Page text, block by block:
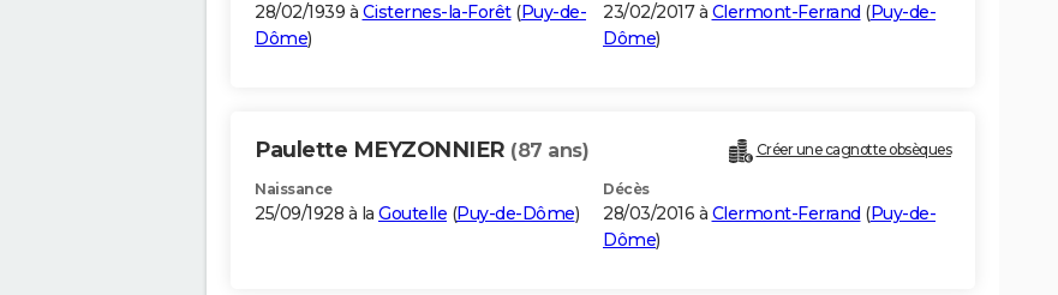
28/02/1939 à Cisternes-la-Forêt(Puy-de-
Dôme)
23/02/2017 à Clermont-Ferrand (Puy-de-
Dôme)
Paulette MEYZONNIER (87 ans) Créer une cagnotte obsèques
Naissance
25/09/1928 à la Goutelle (Puy-de-Dôme)
Décès
28/03/2016 à Clermont-Ferrand (Puy-de-
Dôme)